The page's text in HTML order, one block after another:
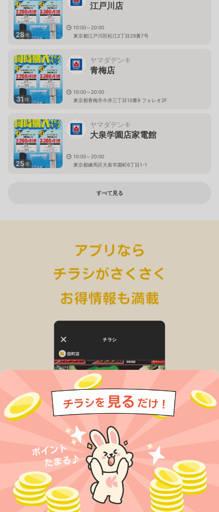
28枚
江戸川店
10:00～20:00
東京都江戸川区松江2丁目29番7号
31枚
ヤマダデンキ
青梅店
10:00～20:00
東京都青梅市今井三丁目10番9 フォレオ2F
25枚
ヤマダデンキ
大泉学園店家電館
10:00～20:00
東京都練馬区大泉学園町6丁目1-1
すべて見る